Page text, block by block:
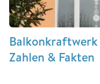
Zahlen & Fakten